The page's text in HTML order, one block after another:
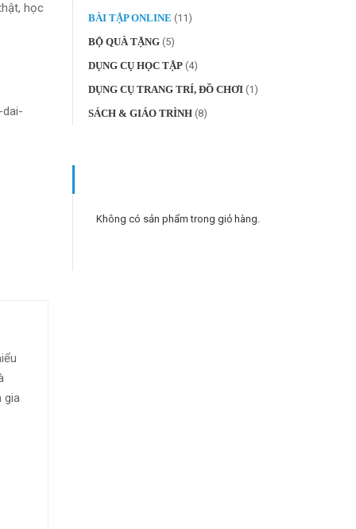
học
gia
BÀI TẬP ONLINE (11)
BỘ QUÀ TẶNG (5)
DỤNG CỤ HỌC TẬP (4)
DỤNG CỤ TRANG TRÍ, ĐỒ CHƠI (1)
SÁCH & GIÁO TRÌNH (8)
Không có sản phẩm trong giỏ hàng.